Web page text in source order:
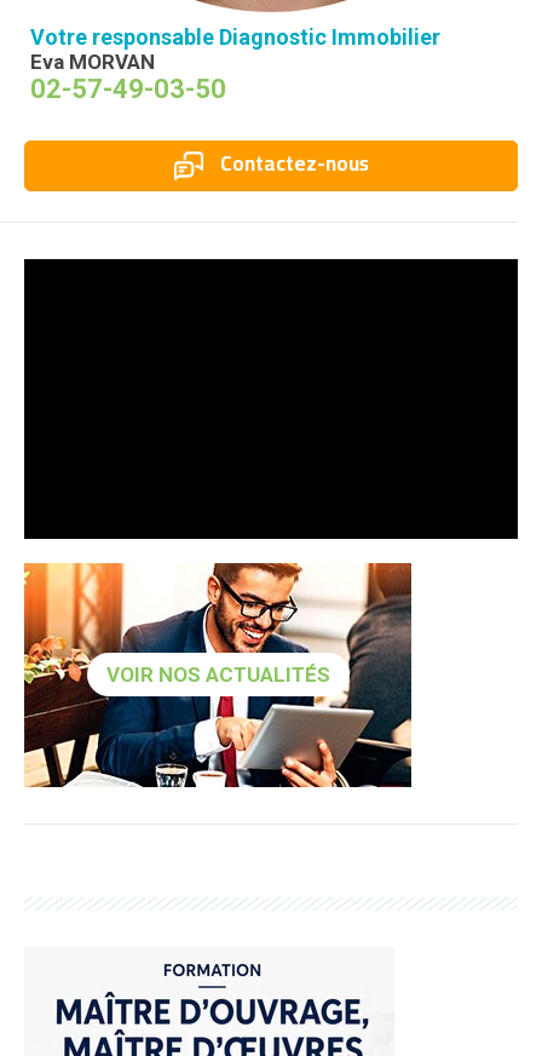
Votre responsable Diagnostic Immobilier
Eva MORVAN
02-57-49-03-50
Contactez-nous
VOIR NOS ACTUALITÉS